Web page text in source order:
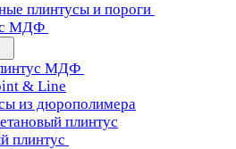
плинтусы и пороги
МДФ
МДФ
& Line
из дюрополимера
плинтус
плинтус